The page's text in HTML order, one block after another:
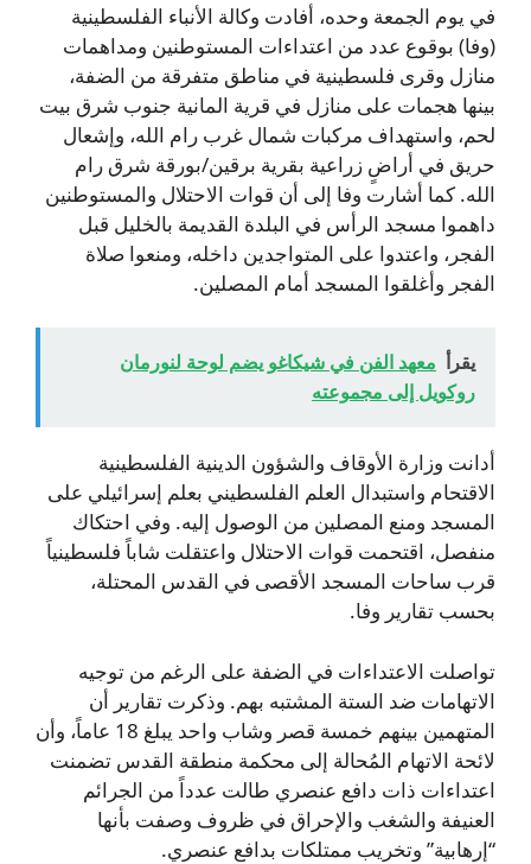
في يوم الجمعة وحده، أفادت وكالة الأنباء الفلسطينية
(وفا) بوقوع عدد من اعتداءات المستوطنين ومداهمات
منازل وقرى فلسطينية في مناطق متفرقة من الضفة،
بينها هجمات على منازل في قرية المانية جنوب شرق بيت
لحم، واستهداف مركبات شمال غرب رام الله، وإشعال
حريق في أراضٍ زراعية بقرية برقين/بورقة شرق رام
الله. كما أشارت وفا إلى أن قوات الاحتلال والمستوطنين
داهموا مسجد الرأس في البلدة القديمة بالخليل قبل
الفجر، واعتدوا على المتواجدين داخله، ومنعوا صلاة
الفجر وأغلقوا المسجد أمام المصلين.
يقرأ معهد الفن في شيكاغو يضم لوحة لنورمان
روكويل إلى مجموعته
أدانت وزارة الأوقاف والشؤون الدينية الفلسطينية
الاقتحام واستبدال العلم الفلسطيني بعلم إسرائيلي على
المسجد ومنع المصلين من الوصول إليه. وفي احتكاك
منفصل، اقتحمت قوات الاحتلال واعتقلت شاباً فلسطينياً
قرب ساحات المسجد الأقصى في القدس المحتلة،
بحسب تقارير وفا.
تواصلت الاعتداءات في الضفة على الرغم من توجيه
الاتهامات ضد الستة المشتبه بهم. وذكرت تقارير أن
المتهمين بينهم خمسة قصر وشاب واحد يبلغ 18 عاماً، وأن
لائحة الاتهام المُحالة إلى محكمة منطقة القدس تضمنت
اعتداءات ذات دافع عنصري طالت عدداً من الجرائم
العنيفة والشغب والإحراق في ظروف وصفت بأنها
“إرهابية” وتخريب ممتلكات بدافع عنصري.